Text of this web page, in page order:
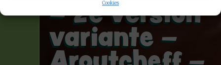
Cookies
– 2e version
variante –